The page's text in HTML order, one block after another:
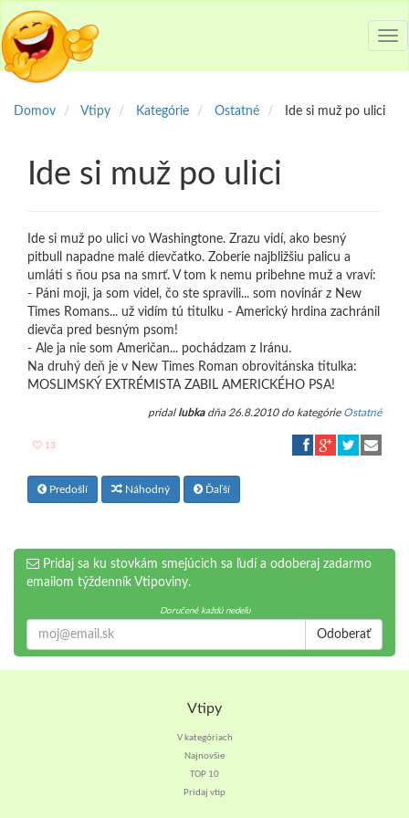
Domov Vtipy Kategórie Ostatné Ide si muž po ulici
Ide si muž po ulici
Ide si muž po ulici vo Washingtone. Zrazu vidí, ako besný
pitbull napadne malé dievčatko. Zoberie najbližšiu palicu a
umláti s ňou psa na smrť. V tom k nemu pribehne muž a vraví:
- Páni moji, ja som videl, čo ste spravili... som novinár z New
Times Romans... už vidím tú titulku - Americký hrdina zachránil
dievča pred besným psom!
- Ale ja nie som Američan... pochádzam z Iránu.
Na druhý deň je v New Times Roman obrovitánska titulka:
MOSLIMSKÝ EXTRÉMISTA ZABIL AMERICKÉHO PSA!
pridal lubkadňa 26.8.2010 do kategórie Ostatné
13
Predošlí Náhodný Ďaľší
Pridaj sa ku stovkám smejúcich sa ľudí a odoberaj zadarmo
emailom týždenník Vtipoviny.
Doručené každú nedeľu
Odoberať
Vtipy
V kategóriach
Najnovšie
TOP 10
Pridaj vtip